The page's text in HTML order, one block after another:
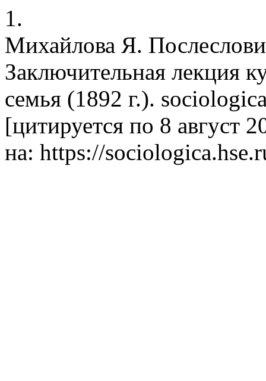
1.
Михайлова Я.
Заключительная лекция
семья (1892 г.).
[цитируется по 8 август
на: https://